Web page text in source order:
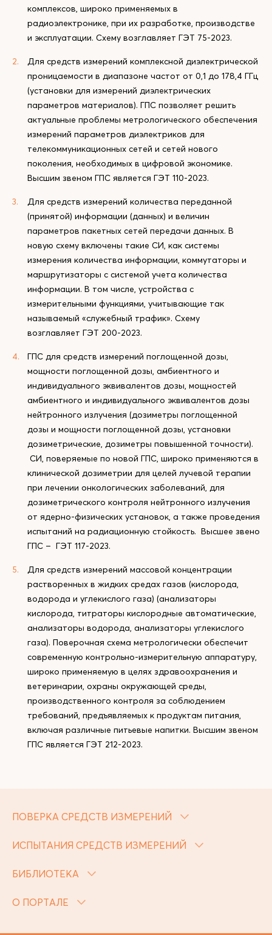
комплексов, широко применяемых в
радиоэлектронике, при их разработке, производстве
и эксплуатации. Схему возглавляет ГЭТ 75-2023.
Для средств измерений комплексной диэлектрической
проницаемости в диапазоне частот от 0,1 до 178,4 ГГц
(установки для измерений диэлектрических
параметров материалов). ГПС позволяет решить
актуальные проблемы метрологического обеспечения
измерений параметров диэлектриков для
телекоммуникационных сетей и сетей нового
поколения, необходимых в цифровой экономике.
Высшим звеном ГПС является ГЭТ 110-2023.
Для средств измерений количества переданной
(принятой) информации (данных) и величин
параметров пакетных сетей передачи данных. В
новую схему включены такие СИ, как системы
измерения количества информации, коммутаторы и
маршрутизаторы с системой учета количества
информации. В том числе, устройства с
измерительными функциями, учитывающие так
называемый «служебный трафик». Схему
возглавляет ГЭТ 200-2023.
ГПС для средств измерений поглощенной дозы,
мощности поглощенной дозы, амбиентного и
индивидуального эквивалентов дозы, мощностей
амбиентного и индивидуального эквивалентов дозы
нейтронного излучения (дозиметры поглощенной
дозы и мощности поглощенной дозы, установки
дозиметрические, дозиметры повышенной точности).
СИ, поверяемые по новой ГПС, широко применяются в
клинической дозиметрии для целей лучевой терапии
при лечении онкологических заболеваний, для
дозиметрического контроля нейтронного излучения
от ядерно-физических установок, а также проведения
испытаний на радиационную стойкость. Высшее звено
ГПС – ГЭТ 117-2023.
Для средств измерений массовой концентрации
растворенных в жидких средах газов (кислорода,
водорода и углекислого газа) (анализаторы
кислорода, титраторы кислородные автоматические,
анализаторы водорода, анализаторы углекислого
газа). Поверочная схема метрологически обеспечит
современную контрольно-измерительную аппаратуру,
широко применяемую в целях здравоохранения и
ветеринарии, охраны окружающей среды,
производственного контроля за соблюдением
требований, предъявляемых к продуктам питания,
включая различные питьевые напитки. Высшим звеном
ГПС является ГЭТ 212-2023.
ПОВЕРКА СРЕДСТВ ИЗМЕРЕНИЙ
ИСПЫТАНИЯ СРЕДСТВ ИЗМЕРЕНИЙ
БИБЛИОТЕКА
О ПОРТАЛЕ